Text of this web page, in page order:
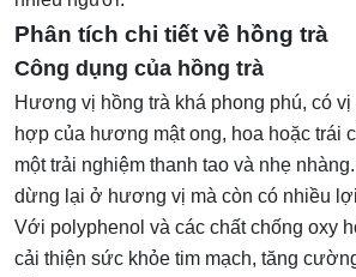
Phân tích chi tiết về hồng trà
Công dụng của hồng trà
Hương vị hồng trà khá phong phú, có
hợp của hương mật ong, hoa hoặc trái
một trải nghiệm thanh tao và nhẹ
dừng lại ở hương vị mà còn có nhiều
Với polyphenol và các chất chống oxy
cải thiện sức khỏe tim mạch, tăng